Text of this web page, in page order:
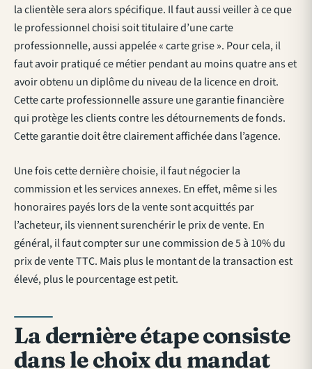
la clientèle sera alors spécifique. Il faut aussi veiller à ce que
le professionnel choisi soit titulaire d’une carte
professionnelle, aussi appelée « carte grise ». Pour cela, il
faut avoir pratiqué ce métier pendant au moins quatre ans et
avoir obtenu un diplôme du niveau de la licence en droit.
Cette carte professionnelle assure une garantie financière
qui protège les clients contre les détournements de fonds.
Cette garantie doit être clairement affichée dans l’agence.
Une fois cette dernière choisie, il faut négocier la
commission et les services annexes. En effet, même si les
honoraires payés lors de la vente sont acquittés par
l’acheteur, ils viennent surenchérir le prix de vente. En
général, il faut compter sur une commission de 5 à 10% du
prix de vente TTC. Mais plus le montant de la transaction est
élevé, plus le pourcentage est petit.
La dernière étape consiste
dans le choix du mandat